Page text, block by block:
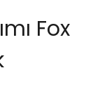
Fox